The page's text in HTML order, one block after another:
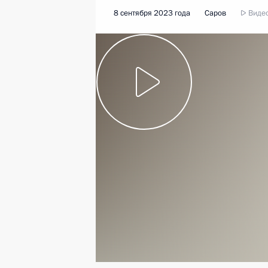
8 сентября 2023 года Саров